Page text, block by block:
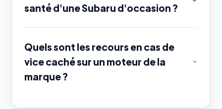
santé d'une Subaru d'occasion ?
Quels sont les recours en cas de
vice caché sur un moteur de la
marque ?